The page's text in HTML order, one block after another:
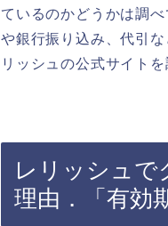
ているのかどうかは調
や銀行振り込み、代引
リッシュの公式サイト
レリッシュで
理由．「有効